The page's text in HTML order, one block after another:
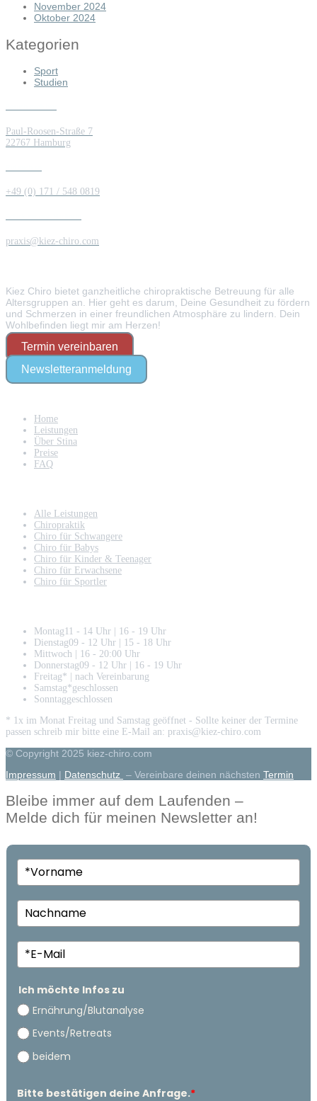
November 2024
Oktober 2024
Kategorien
Sport
Studien
Paul-Roosen-Straße 7
22767 Hamburg
+49 (0) 171 / 548 0819
praxis@kiez-chiro.com
Kiez Chiro bietet ganzheitliche chiropraktische Betreuung für alle
Altersgruppen an. Hier geht es darum, Deine Gesundheit zu fördern
und Schmerzen in einer freundlichen Atmosphäre zu lindern. Dein
Wohlbefinden liegt mir am Herzen!
Termin vereinbaren
Newsletteranmeldung
Home
Leistungen
Über Stina
Preise
FAQ
Alle Leistungen
Chiropraktik
Chiro für Schwangere
Chiro für Babys
Chiro für Kinder & Teenager
Chiro für Erwachsene
Chiro für Sportler
Montag 11 - 14 Uhr | 16 - 19 Uhr
Dienstag09 - 12 Uhr | 15 - 18 Uhr
Mittwoch | 16 - 20:00 Uhr
Donnerstag09 - 12 Uhr | 16 - 19 Uhr
Freitag* | nach Vereinbarung
Samstag*geschlossen
Sonntaggeschlossen
* 1x im Monat Freitag und Samstag geöffnet - Sollte keiner der Termine
passen schreib mir bitte eine E-Mail an: praxis@kiez-chiro.com
© Copyright 2025 kiez-chiro.com
Impressum | Datenschutz – Vereinbare deinen nächsten Termin
Bleibe immer auf dem Laufenden –
Melde dich für meinen Newsletter an!
Ich möchte Infos zu
Ernährung/Blutanalyse
Events/Retreats
beidem
Bitte bestätigen deine Anfrage.*